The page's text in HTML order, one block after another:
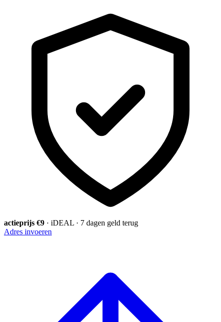
actieprijs €9 · iDEAL · 7 dagen geld terug
Adres invoeren